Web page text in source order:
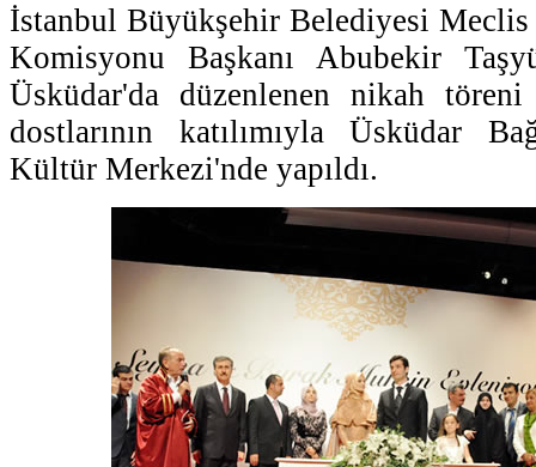
İstanbul Büyükşehir Belediyesi
Komisyonu Başkanı Abubekir
Üsküdar'da düzenlenen nikah
dostlarının katılımıyla Üsküdar
Kültür Merkezi'nde yapıldı.